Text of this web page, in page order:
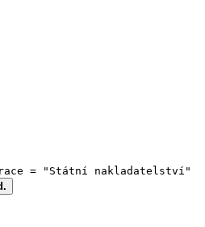
= "Státní nakladatelství"